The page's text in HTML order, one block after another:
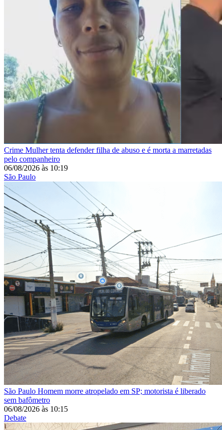
Crime Mulher tenta defender filha de abuso e é morta a marretadas
pelo companheiro
06/08/2026 às 10:19
São Paulo
São Paulo Homem morre atropelado em SP; motorista é liberado
sem bafômetro
06/08/2026 às 10:15
Debate